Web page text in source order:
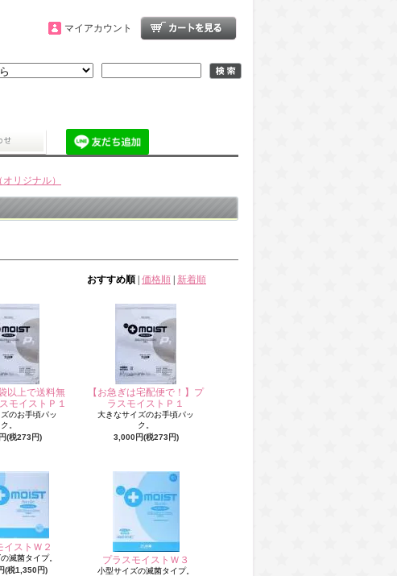
マイアカウント
リジナル）
おすすめ順 価格順 新着順
袋以上で送料無
モイストＰ１
のお手頃パッ
ク。
(税273円)
【お急ぎは宅配便で！】プ
ラスモイストＰ１
大きなサイズのお手頃パッ
ク。
3,000円(税273円)
イストＷ２
滅菌タイプ。
(税1,350円)
プラスモイストＷ３
小型サイズの滅菌タイプ。